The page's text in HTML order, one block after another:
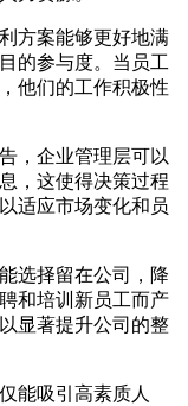
方案能够更好地满
的参与度。当员工
他们的工作积极性
，企业管理层可以
，这使得决策过程
适应市场变化和员
选择留在公司，降
和培训新员工而产
显著提升公司的整
能吸引高素质人